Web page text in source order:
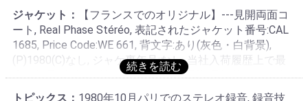
を示すCAL***で始まりレコード番号を含む専用マトリク
ス使用, カッティングマスター:不明, 補助マトリク
ス:MPO/MPO, 再補助マトリクス:なし, MPOはプレス専門
の会社'Moulages et Plastiques de l'Ouest' の略称で1957
～1984年まで存在した, 1980年頃のスタンパーを用いた
1980年頃の製造分, 旧番号:なし, これより古いレーベル存
在しないと思われる, 最古レーベル・最厚プレスである,
ジャケット：
【フランスでのオリジナル】---見開両面コ
ート, Real Phase Stéréo, 表記されたジャケット番号:CAL
1685, Price Code:WE 661, 背文字:あり(灰色・白背景),
(P)1980(C)なし, ジャケ裏年号:なし, 当社入荷履歴上で最
古の年号/存在が確認された年号:不明(年号記載ないが当
ジャケットである), 製作:Calliope Productions Jacques Le
トピックス： 1980年10月パリでのステレオ録音, 録音技